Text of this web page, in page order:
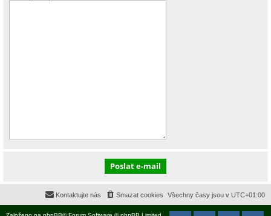
Všechny časy jsou v UTC+01:00
Smazat cookies
Kontaktujte nás